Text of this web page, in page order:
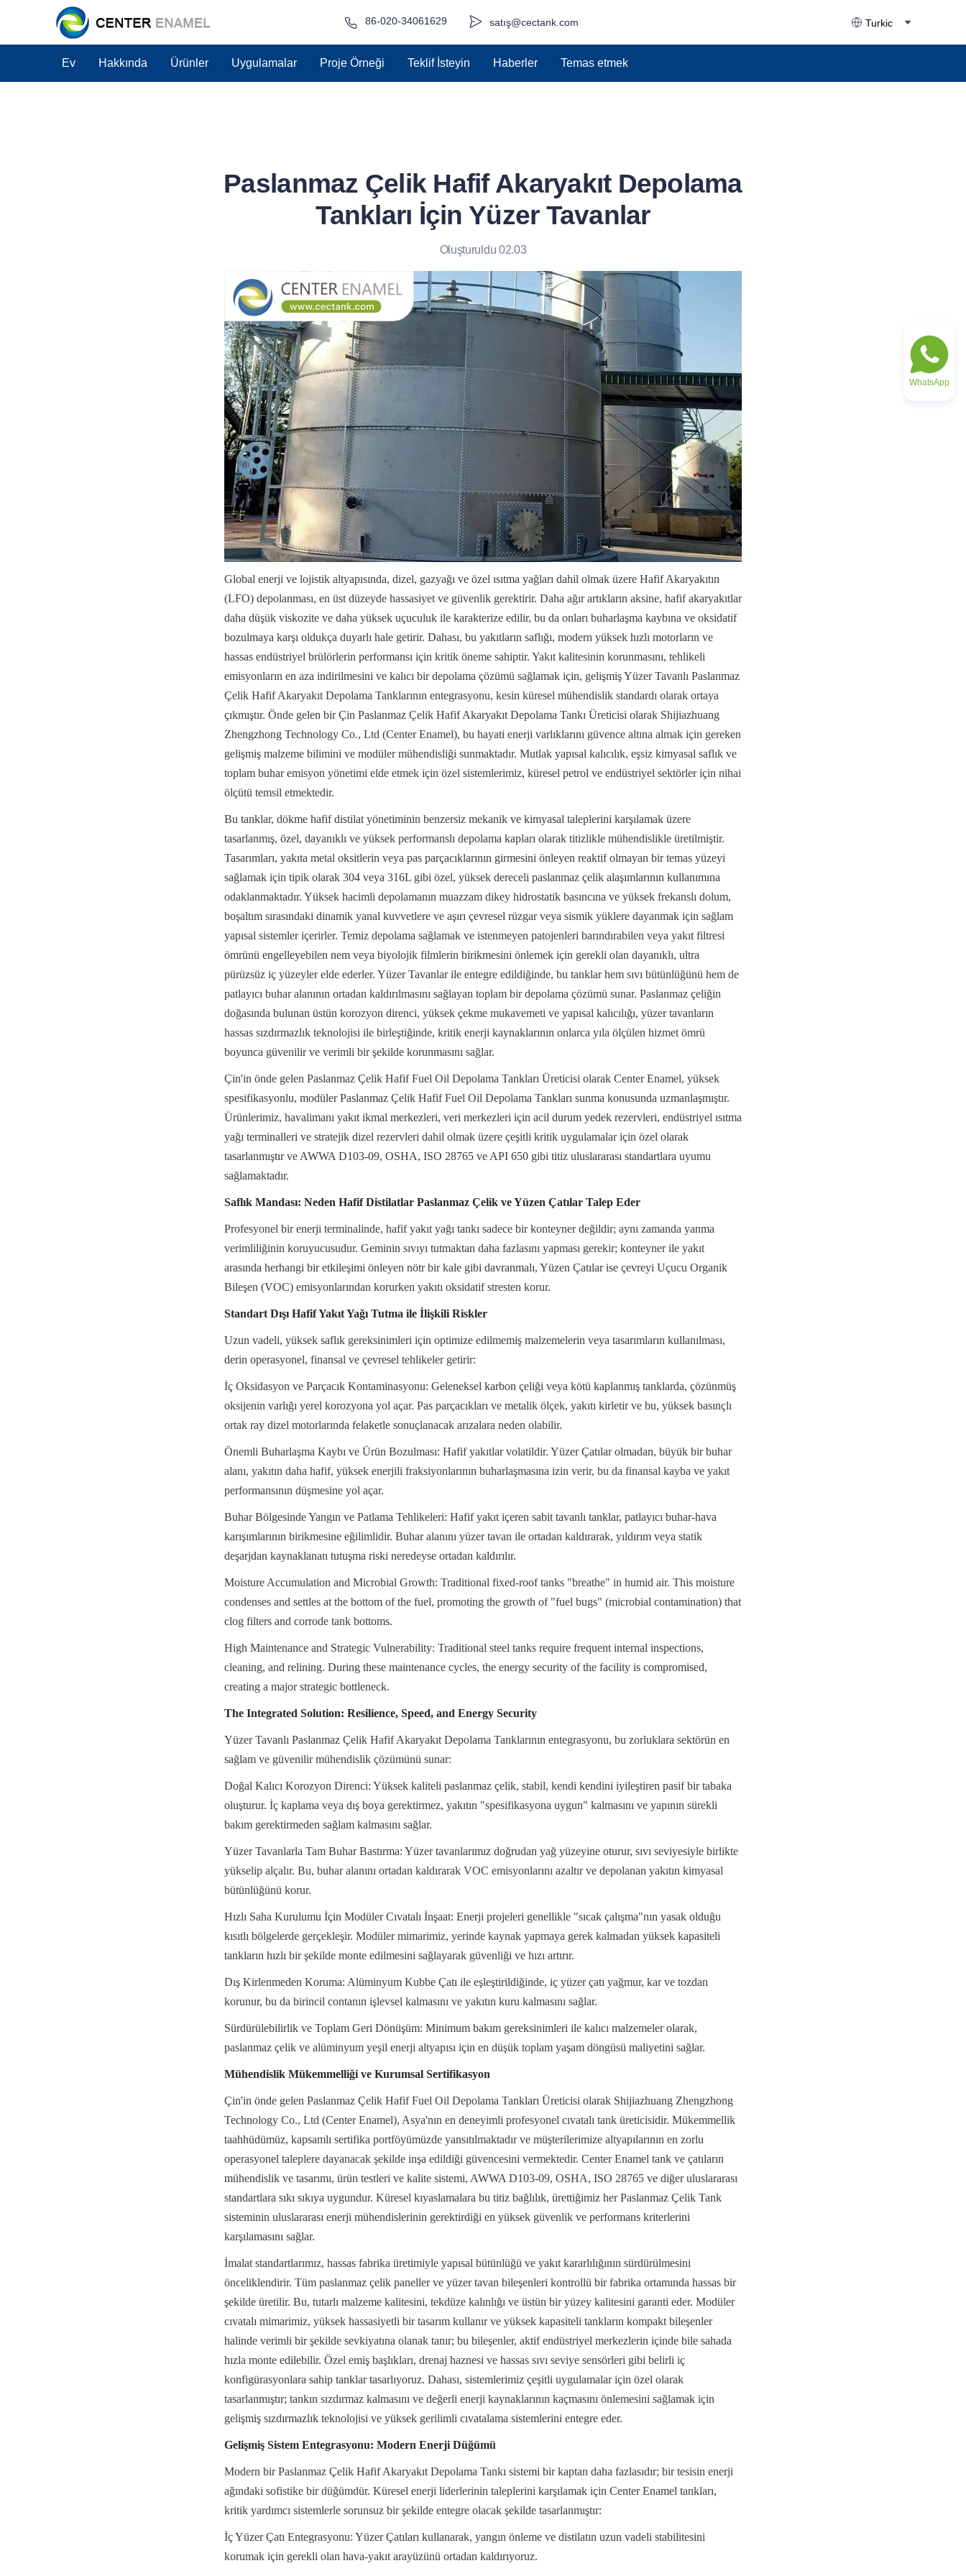
satış@cectank.com
86-020-34061629 Turkic
Ev Hakkında Ürünler Uygulamalar Proje Örneği Teklif İsteyin Haberler Temas etmek
Paslanmaz Çelik Hafif Akaryakıt Depolama
Tankları İçin Yüzer Tavanlar
Oluşturuldu 02.03
Global enerji ve lojistik altyapısında, dizel, gazyağı ve özel ısıtma yağları dahil olmak üzere Hafif Akaryakıtın
(LFO) depolanması, en üst düzeyde hassasiyet ve güvenlik gerektirir. Daha ağır artıkların aksine, hafif akaryakıtlar
daha düşük viskozite ve daha yüksek uçuculuk ile karakterize edilir, bu da onları buharlaşma kaybına ve oksidatif
bozulmaya karşı oldukça duyarlı hale getirir. Dahası, bu yakıtların saflığı, modern yüksek hızlı motorların ve
hassas endüstriyel brülörlerin performansı için kritik öneme sahiptir. Yakıt kalitesinin korunmasını, tehlikeli
emisyonların en aza indirilmesini ve kalıcı bir depolama çözümü sağlamak için, gelişmiş Yüzer Tavanlı Paslanmaz
Çelik Hafif Akaryakıt Depolama Tanklarının entegrasyonu, kesin küresel mühendislik standardı olarak ortaya
çıkmıştır. Önde gelen bir Çin Paslanmaz Çelik Hafif Akaryakıt Depolama Tankı Üreticisi olarak Shijiazhuang
Zhengzhong Technology Co., Ltd (Center Enamel), bu hayati enerji varlıklarını güvence altına almak için gereken
gelişmiş malzeme bilimini ve modüler mühendisliği sunmaktadır. Mutlak yapısal kalıcılık, eşsiz kimyasal saflık ve
toplam buhar emisyon yönetimi elde etmek için özel sistemlerimiz, küresel petrol ve endüstriyel sektörler için nihai
ölçütü temsil etmektedir.
Bu tanklar, dökme hafif distilat yönetiminin benzersiz mekanik ve kimyasal taleplerini karşılamak üzere
tasarlanmış, özel, dayanıklı ve yüksek performanslı depolama kapları olarak titizlikle mühendislikle üretilmiştir.
Tasarımları, yakıta metal oksitlerin veya pas parçacıklarının girmesini önleyen reaktif olmayan bir temas yüzeyi
sağlamak için tipik olarak 304 veya 316L gibi özel, yüksek dereceli paslanmaz çelik alaşımlarının kullanımına
odaklanmaktadır. Yüksek hacimli depolamanın muazzam dikey hidrostatik basıncına ve yüksek frekanslı dolum,
boşaltım sırasındaki dinamik yanal kuvvetlere ve aşırı çevresel rüzgar veya sismik yüklere dayanmak için sağlam
yapısal sistemler içerirler. Temiz depolama sağlamak ve istenmeyen patojenleri barındırabilen veya yakıt filtresi
ömrünü engelleyebilen nem veya biyolojik filmlerin birikmesini önlemek için gerekli olan dayanıklı, ultra
pürüzsüz iç yüzeyler elde ederler. Yüzer Tavanlar ile entegre edildiğinde, bu tanklar hem sıvı bütünlüğünü hem de
patlayıcı buhar alanının ortadan kaldırılmasını sağlayan toplam bir depolama çözümü sunar. Paslanmaz çeliğin
doğasında bulunan üstün korozyon direnci, yüksek çekme mukavemeti ve yapısal kalıcılığı, yüzer tavanların
hassas sızdırmazlık teknolojisi ile birleştiğinde, kritik enerji kaynaklarının onlarca yıla ölçülen hizmet ömrü
boyunca güvenilir ve verimli bir şekilde korunmasını sağlar.
Çin'in önde gelen Paslanmaz Çelik Hafif Fuel Oil Depolama Tankları Üreticisi olarak Center Enamel, yüksek
spesifikasyonlu, modüler Paslanmaz Çelik Hafif Fuel Oil Depolama Tankları sunma konusunda uzmanlaşmıştır.
Ürünlerimiz, havalimanı yakıt ikmal merkezleri, veri merkezleri için acil durum yedek rezervleri, endüstriyel ısıtma
yağı terminalleri ve stratejik dizel rezervleri dahil olmak üzere çeşitli kritik uygulamalar için özel olarak
tasarlanmıştır ve AWWA D103-09, OSHA, ISO 28765 ve API 650 gibi titiz uluslararası standartlara uyumu
sağlamaktadır.
Saflık Mandası: Neden Hafif Distilatlar Paslanmaz Çelik ve Yüzen Çatılar Talep Eder
Profesyonel bir enerji terminalinde, hafif yakıt yağı tankı sadece bir konteyner değildir; aynı zamanda yanma
verimliliğinin koruyucusudur. Geminin sıvıyı tutmaktan daha fazlasını yapması gerekir; konteyner ile yakıt
arasında herhangi bir etkileşimi önleyen nötr bir kale gibi davranmalı, Yüzen Çatılar ise çevreyi Uçucu Organik
Bileşen (VOC) emisyonlarından korurken yakıtı oksidatif stresten korur.
Standart Dışı Hafif Yakıt Yağı Tutma ile İlişkili Riskler
Uzun vadeli, yüksek saflık gereksinimleri için optimize edilmemiş malzemelerin veya tasarımların kullanılması,
derin operasyonel, finansal ve çevresel tehlikeler getirir:
İç Oksidasyon ve Parçacık Kontaminasyonu: Geleneksel karbon çeliği veya kötü kaplanmış tanklarda, çözünmüş
oksijenin varlığı yerel korozyona yol açar. Pas parçacıkları ve metalik ölçek, yakıtı kirletir ve bu, yüksek basınçlı
ortak ray dizel motorlarında felaketle sonuçlanacak arızalara neden olabilir.
Önemli Buharlaşma Kaybı ve Ürün Bozulması: Hafif yakıtlar volatildir. Yüzer Çatılar olmadan, büyük bir buhar
alanı, yakıtın daha hafif, yüksek enerjili fraksiyonlarının buharlaşmasına izin verir, bu da finansal kayba ve yakıt
performansının düşmesine yol açar.
Buhar Bölgesinde Yangın ve Patlama Tehlikeleri: Hafif yakıt içeren sabit tavanlı tanklar, patlayıcı buhar-hava
karışımlarının birikmesine eğilimlidir. Buhar alanını yüzer tavan ile ortadan kaldırarak, yıldırım veya statik
deşarjdan kaynaklanan tutuşma riski neredeyse ortadan kaldırılır.
Moisture Accumulation and Microbial Growth: Traditional fixed-roof tanks "breathe" in humid air. This moisture
condenses and settles at the bottom of the fuel, promoting the growth of "fuel bugs" (microbial contamination) that
clog filters and corrode tank bottoms.
High Maintenance and Strategic Vulnerability: Traditional steel tanks require frequent internal inspections,
cleaning, and relining. During these maintenance cycles, the energy security of the facility is compromised,
creating a major strategic bottleneck.
The Integrated Solution: Resilience, Speed, and Energy Security
Yüzer Tavanlı Paslanmaz Çelik Hafif Akaryakıt Depolama Tanklarının entegrasyonu, bu zorluklara sektörün en
sağlam ve güvenilir mühendislik çözümünü sunar:
Doğal Kalıcı Korozyon Direnci: Yüksek kaliteli paslanmaz çelik, stabil, kendi kendini iyileştiren pasif bir tabaka
oluşturur. İç kaplama veya dış boya gerektirmez, yakıtın "spesifikasyona uygun" kalmasını ve yapının sürekli
bakım gerektirmeden sağlam kalmasını sağlar.
Yüzer Tavanlarla Tam Buhar Bastırma: Yüzer tavanlarımız doğrudan yağ yüzeyine oturur, sıvı seviyesiyle birlikte
yükselip alçalır. Bu, buhar alanını ortadan kaldırarak VOC emisyonlarını azaltır ve depolanan yakıtın kimyasal
bütünlüğünü korur.
Hızlı Saha Kurulumu İçin Modüler Cıvatalı İnşaat: Enerji projeleri genellikle "sıcak çalışma"nın yasak olduğu
kısıtlı bölgelerde gerçekleşir. Modüler mimarimiz, yerinde kaynak yapmaya gerek kalmadan yüksek kapasiteli
tankların hızlı bir şekilde monte edilmesini sağlayarak güvenliği ve hızı artırır.
Dış Kirlenmeden Koruma: Alüminyum Kubbe Çatı ile eşleştirildiğinde, iç yüzer çatı yağmur, kar ve tozdan
korunur, bu da birincil contanın işlevsel kalmasını ve yakıtın kuru kalmasını sağlar.
Sürdürülebilirlik ve Toplam Geri Dönüşüm: Minimum bakım gereksinimleri ile kalıcı malzemeler olarak,
paslanmaz çelik ve alüminyum yeşil enerji altyapısı için en düşük toplam yaşam döngüsü maliyetini sağlar.
Mühendislik Mükemmelliği ve Kurumsal Sertifikasyon
Çin'in önde gelen Paslanmaz Çelik Hafif Fuel Oil Depolama Tankları Üreticisi olarak Shijiazhuang Zhengzhong
Technology Co., Ltd (Center Enamel), Asya'nın en deneyimli profesyonel cıvatalı tank üreticisidir. Mükemmellik
taahhüdümüz, kapsamlı sertifika portföyümüzde yansıtılmaktadır ve müşterilerimize altyapılarının en zorlu
operasyonel taleplere dayanacak şekilde inşa edildiği güvencesini vermektedir. Center Enamel tank ve çatıların
mühendislik ve tasarımı, ürün testleri ve kalite sistemi, AWWA D103-09, OSHA, ISO 28765 ve diğer uluslararası
standartlara sıkı sıkıya uygundur. Küresel kıyaslamalara bu titiz bağlılık, ürettiğimiz her Paslanmaz Çelik Tank
sisteminin uluslararası enerji mühendislerinin gerektirdiği en yüksek güvenlik ve performans kriterlerini
karşılamasını sağlar.
İmalat standartlarımız, hassas fabrika üretimiyle yapısal bütünlüğü ve yakıt kararlılığının sürdürülmesini
önceliklendirir. Tüm paslanmaz çelik paneller ve yüzer tavan bileşenleri kontrollü bir fabrika ortamında hassas bir
şekilde üretilir. Bu, tutarlı malzeme kalitesini, tekdüze kalınlığı ve üstün bir yüzey kalitesini garanti eder. Modüler
cıvatalı mimarimiz, yüksek hassasiyetli bir tasarım kullanır ve yüksek kapasiteli tankların kompakt bileşenler
halinde verimli bir şekilde sevkiyatına olanak tanır; bu bileşenler, aktif endüstriyel merkezlerin içinde bile sahada
hızla monte edilebilir. Özel emiş başlıkları, drenaj haznesi ve hassas sıvı seviye sensörleri gibi belirli iç
konfigürasyonlara sahip tanklar tasarlıyoruz. Dahası, sistemlerimiz çeşitli uygulamalar için özel olarak
tasarlanmıştır; tankın sızdırmaz kalmasını ve değerli enerji kaynaklarının kaçmasını önlemesini sağlamak için
gelişmiş sızdırmazlık teknolojisi ve yüksek gerilimli cıvatalama sistemlerini entegre eder.
Gelişmiş Sistem Entegrasyonu: Modern Enerji Düğümü
Modern bir Paslanmaz Çelik Hafif Akaryakıt Depolama Tankı sistemi bir kaptan daha fazlasıdır; bir tesisin enerji
ağındaki sofistike bir düğümdür. Küresel enerji liderlerinin taleplerini karşılamak için Center Enamel tankları,
kritik yardımcı sistemlerle sorunsuz bir şekilde entegre olacak şekilde tasarlanmıştır:
İç Yüzer Çatı Entegrasyonu: Yüzer Çatıları kullanarak, yangın önleme ve distilatın uzun vadeli stabilitesini
korumak için gerekli olan hava-yakıt arayüzünü ortadan kaldırıyoruz.
WhatsApp